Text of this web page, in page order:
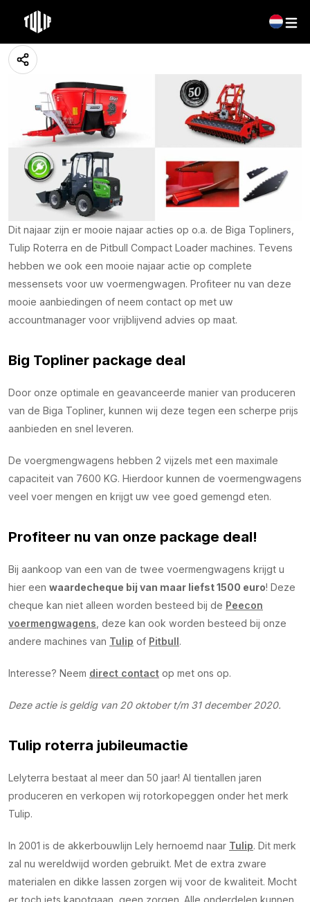
Najaarsacties bij Peeters Group
10 mei 2023
Dit najaar zijn er mooie najaar acties op o.a. de Biga Topliners,
Tulip Roterra en de Pitbull Compact Loader machines. Tevens
hebben we ook een mooie najaar actie op complete
messensets voor uw voermengwagen. Profiteer nu van deze
mooie aanbiedingen of neem contact op met uw
accountmanager voor vrijblijvend advies op maat.
Big Topliner package deal
Door onze optimale en geavanceerde manier van produceren
van de Biga Topliner, kunnen wij deze tegen een scherpe prijs
aanbieden en snel leveren.
De voergmengwagens hebben 2 vijzels met een maximale
capaciteit van 7600 KG. Hierdoor kunnen de voermengwagens
veel voer mengen en krijgt uw vee goed gemengd eten.
Profiteer nu van onze package deal!
Bij aankoop van een van de twee voermengwagens krijgt u
hier een waardecheque bij van maar liefst 1500 euro! Deze
cheque kan niet alleen worden besteed bij de Peecon
voermengwagens , deze kan ook worden besteed bij onze
andere machines van Tulip of Pitbull.
Interesse? Neem direct contact op met ons op.
Deze actie is geldig van 20 oktober t/m 31 december 2020.
Tulip roterra jubileumactie
Lelyterra bestaat al meer dan 50 jaar! Al tientallen jaren
produceren en verkopen wij rotorkopeggen onder het merk
Tulip.
In 2001 is de akkerbouwlijn Lely hernoemd naar Tulip. Dit merk
zal nu wereldwijd worden gebruikt. Met de extra zware
materialen en dikke lassen zorgen wij voor de kwaliteit. Mocht
er toch iets kapotgaan, geen zorgen. Alle onderdelen kunnen